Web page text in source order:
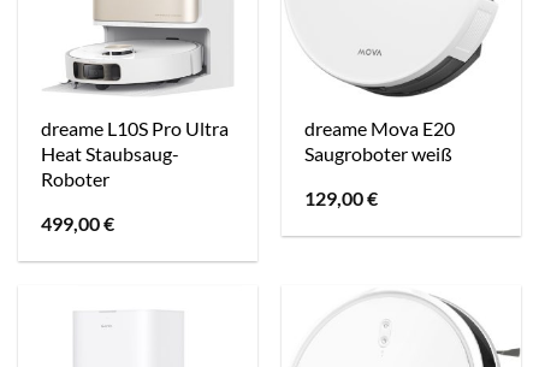
dreame L10S Pro Ultra
Heat Staubsaug-
Roboter
499,00€
dreame Mova E20
Saugroboter weiß
129,00€